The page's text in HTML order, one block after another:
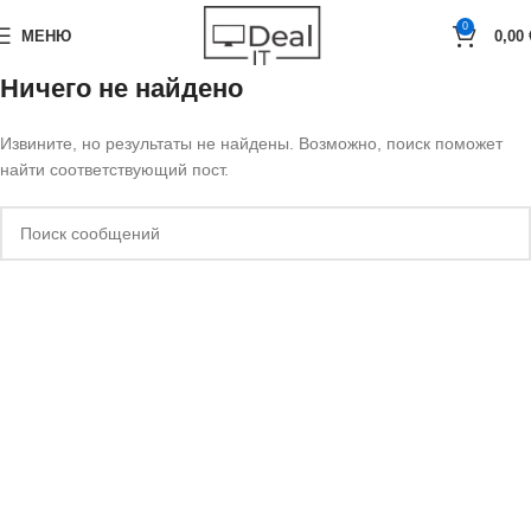
МЕНЮ
0
0,00
Ничего не найдено
Извините, но результаты не найдены. Возможно, поиск поможет
найти соответствующий пост.